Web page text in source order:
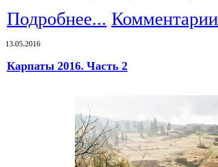
Подробнее...
13.05.2016
Карпаты 2016. Часть 2